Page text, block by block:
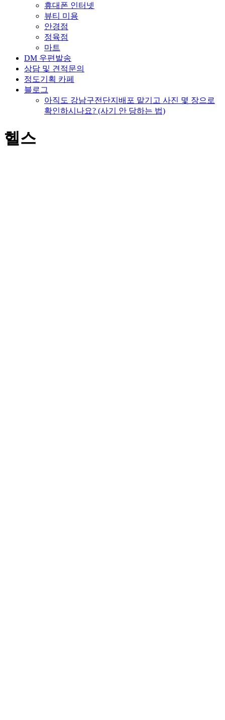
휴대폰 인터넷
뷰티 미용
안경점
정육점
마트
DM 우편발송
상담 및 견적문의
정도기획 카페
블로그
아직도 강남구전단지배포 맡기고 사진 몇 장으로
확인하시나요? (사기 안 당하는 법)
헬스